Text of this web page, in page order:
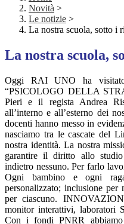
Novità >
Le notizie >
La nostra scuola, sotto i
La nostra scuola,
Oggi RAI UNO ha
“PSICOLOGO DELLA
Pieri e il regista Andrea
all’interno e all’esterno dei
docenti hanno messo in
nasciamo tra le cascate del
nostra identità. La nostra
garantire il diritto allo
indietro nessuno. Per farlo
Ogni bambino e ogni
personalizzato; inclusione per
per ciascuno.
monitor interattivi, laboratori
Con i fondi PNRR abbiamo